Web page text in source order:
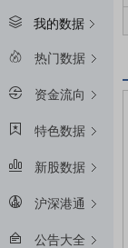
我的数据
热门数据
资金流向
特色数据
新股数据
沪深港通
公告大全